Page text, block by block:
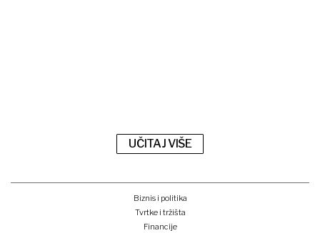
UČITAJ VIŠE
Biznis i politika
Tvrtke i tržišta
Financije